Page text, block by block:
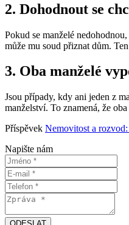
2. Dohodnout se
Pokud se manželé
může mu soud přiznat dům.
3. Oba manželé
Jsou případy, kdy ani jeden z
manželství. To znamená, že
Příspěvek Nemovitost a
Napište nám